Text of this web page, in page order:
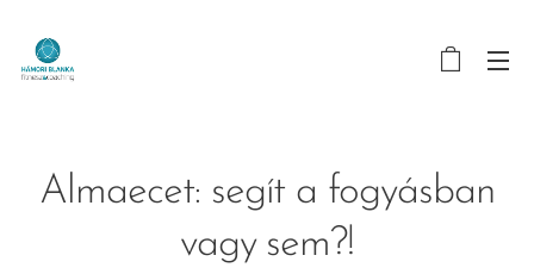
Almaecet: segít a fogyásban
vagy sem?!